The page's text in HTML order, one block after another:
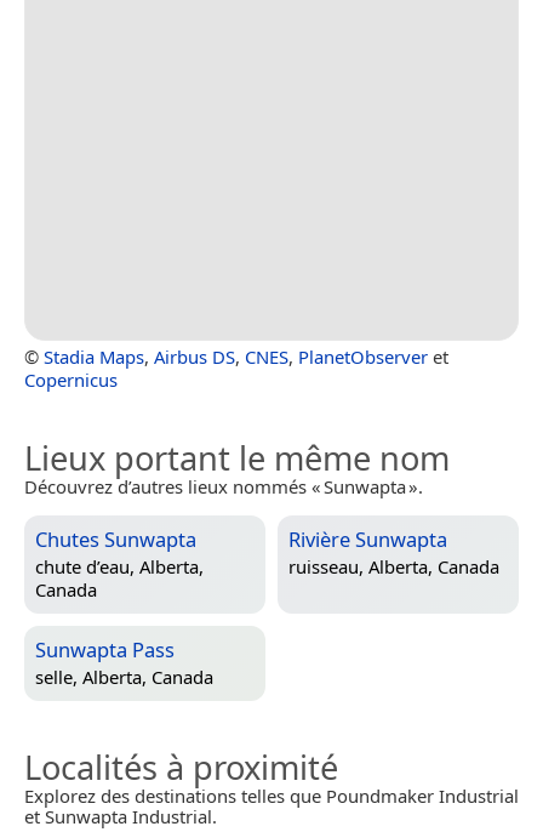
© Stadia Maps, Airbus DS, CNES, PlanetObserver et
Copernicus
Lieux portant le même nom
Découvrez d’autres lieux nommés « Sunwapta ».
Chutes Sunwapta
chute d’eau, Alberta,
Canada
Rivière Sunwapta
ruisseau, Alberta, Canada
Sunwapta Pass
selle, Alberta, Canada
Localités à proximité
Explorez des destinations telles que Poundmaker Industrial
et Sunwapta Industrial.